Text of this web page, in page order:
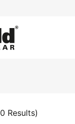
0 Results)